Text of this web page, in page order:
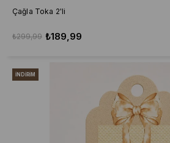
Çağla Toka 2'li
₺189,99
₺299,99
İNDIRIM